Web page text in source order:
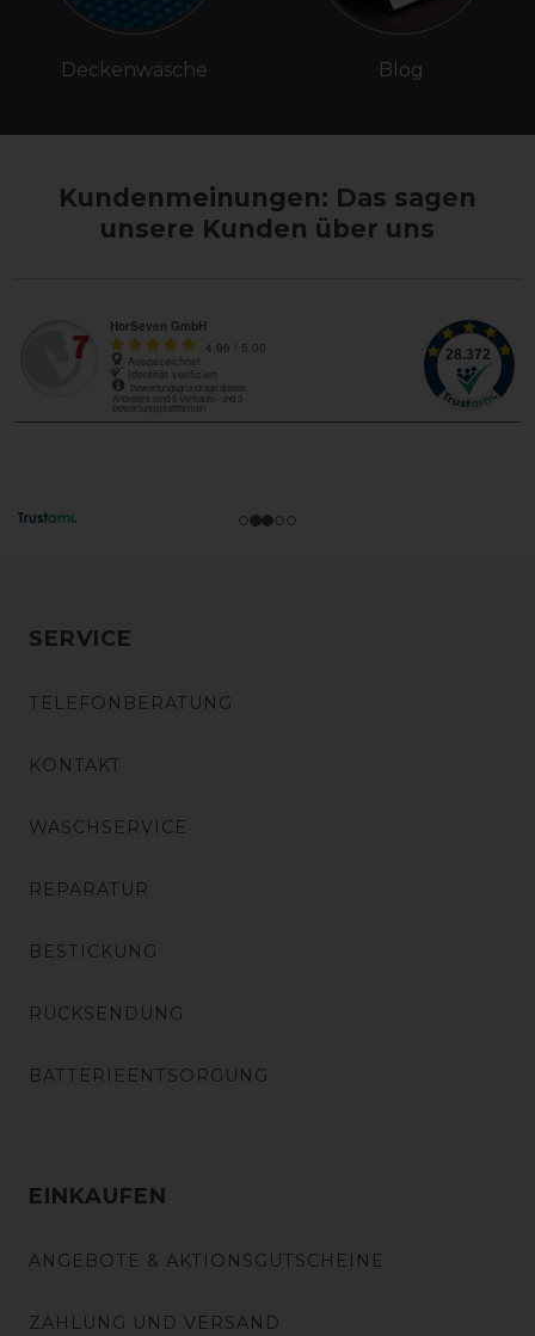
Deckenwäsche Blog
Kundenmeinungen: Das sagen
unsere Kunden über uns
SERVICE
TELEFONBERATUNG
KONTAKT
WASCHSERVICE
REPARATUR
BESTICKUNG
RÜCKSENDUNG
BATTERIEENTSORGUNG
EINKAUFEN
ANGEBOTE & AKTIONSGUTSCHEINE
ZAHLUNG UND VERSAND